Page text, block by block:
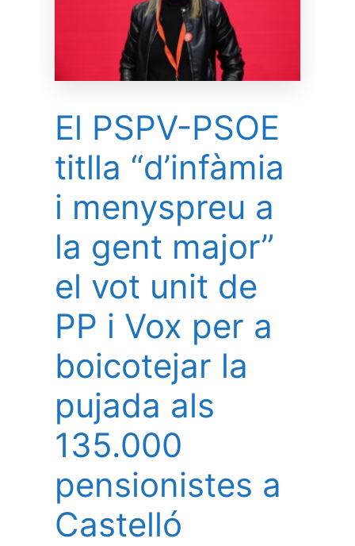
El PSPV-PSOE
titlla “d’infàmia
i menyspreu a
la gent major”
el vot unit de
PP i Vox per a
boicotejar la
pujada als
135.000
pensionistes a
Castelló